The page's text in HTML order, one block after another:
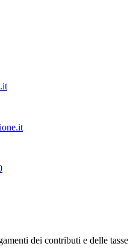
dei contributi e delle tasse